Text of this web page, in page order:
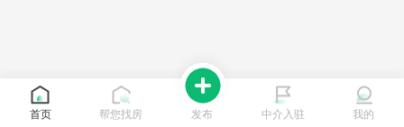
首页 帮您找房 发布 中介入驻 我的